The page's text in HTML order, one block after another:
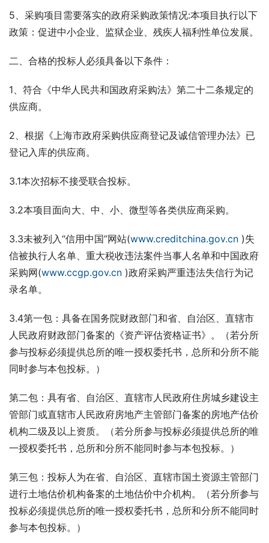
5、采购项目需要落实的政府采购政策情况:本项目执行以下
政策：促进中小企业、监狱企业、残疾人福利性单位发展。
二、合格的投标人必须具备以下条件：
1、符合《中华人民共和国政府采购法》第二十二条规定的
供应商。
2、根据《上海市政府采购供应商登记及诚信管理办法》已
登记入库的供应商。
3.1本次招标不接受联合投标。
3.2本项目面向大、中、小、微型等各类供应商采购。
3.3未被列入“信用中国”网站(www.creditchina.gov.cn )失
信被执行人名单、重大税收违法案件当事人名单和中国政府
采购网(www.ccgp.gov.cn )政府采购严重违法失信行为记
录名单。
3.4第一包：具备在国务院财政部门和省、自治区、直辖市
人民政府财政部门备案的《资产评估资格证书》。（若分所
参与投标必须提供总所的唯一授权委托书，总所和分所不能
同时参与本包投标。）
第二包：具有省、自治区、直辖市人民政府住房城乡建设主
管部门或直辖市人民政府房地产主管部门备案的房地产估价
机构二级及以上资质。（若分所参与投标必须提供总所的唯
一授权委托书，总所和分所不能同时参与本包投标。）
第三包：投标人为在省、自治区、直辖市国土资源主管部门
进行土地估价机构备案的土地估价中介机构。（若分所参与
投标必须提供总所的唯一授权委托书，总所和分所不能同时
参与本包投标。）